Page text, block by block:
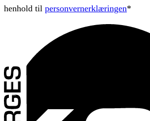
henhold til personvernerklæringen*